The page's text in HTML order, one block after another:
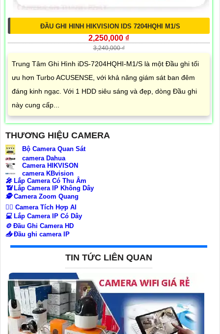
ĐẦU GHI HINH HIKVISION IDS 7204HQHI M1/S
2,250,000 ₫
3,240,000 ₫
Trung Tâm Ghi Hình iDS-7204HQHI-M1/S là một Đầu ghi tối
ưu hơn Turbo ACUSENSE, với khả năng giám sát ban đêm
đáng kinh ngạc. Với 1 HDD siêu sáng và đẹp, dòng Đầu ghi
này cung cấp...
THƯƠNG HIỆU CAMERA
Bộ Camera Quan Sát
camera Dahua
Camera HIKVISON
camera KBvision
️🎤️ Lắp Camera Có Thu Âm
📶Lắp Camera IP Không Dây
🕵️Camera Zoom Quang
🧛‍♀️ Camera Tích Hợp AI
💻Lắp Camera IP Có Dây
⚙️Đầu Ghi Camera HD
📥Đầu ghi camera IP
TIN TỨC LIÊN QUAN